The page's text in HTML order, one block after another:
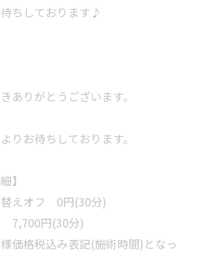
ちしております♪
ありがとうございます。
りお待ちしております。
】
替えオフ 0円(30分)
7,700円(30分)
価格税込み表記(施術時間)となっ